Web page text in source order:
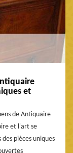
et
de Antiquaire
et l'art se
pièces uniques